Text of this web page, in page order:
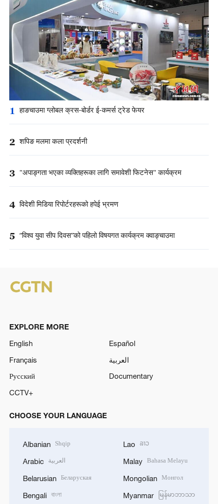
1 हाङचाउमा ग्लोबल क्रस-बोर्डर ई-कमर्स ट्रेड फेयर
2 शपिङ मलमा कला प्रदर्शनी
3 "अपाङ्गता भएका व्यक्तिहरूका लागि समावेशी फिटनेस" कार्यक्रम
4 विदेशी मिडिया रिपोर्टरहरूको हपेई भ्रमण
5 “विश्व युवा सीप दिवस”को पहिलो विषयगत कार्यक्रम क्वाङ्चाउमा
EXPLORE MORE
English
Español
Français
العربية
Русский
Documentary
CCTV+
CHOOSE YOUR LANGUAGE
Albanian Shqip
Arabic العربية
Belarusian Беларуская
Bengali বাংলা
Lao ລາວ
Malay Bahasa Melayu
Mongolian Монгол
Myanmar မြန်မာဘာသာ